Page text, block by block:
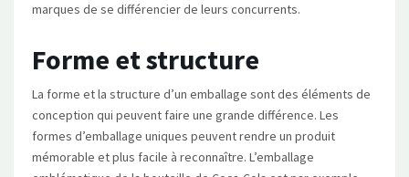
marques de se différencier de leurs concurrents.
Forme et structure
La forme et la structure d’un emballage sont des éléments de
conception qui peuvent faire une grande différence. Les
formes d’emballage uniques peuvent rendre un produit
mémorable et plus facile à reconnaître. L’emballage